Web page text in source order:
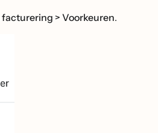
facturering > Voorkeuren.